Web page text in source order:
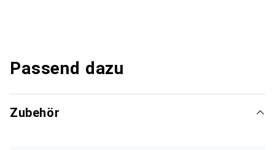
Passend dazu
Zubehör